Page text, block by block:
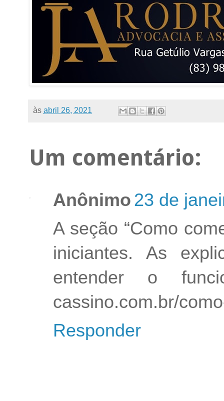
às abril 26, 2021
Um comentário:
Anônimo 23 de
A seção “Como
iniciantes. As
entender o
cassino.com.br/
Responder